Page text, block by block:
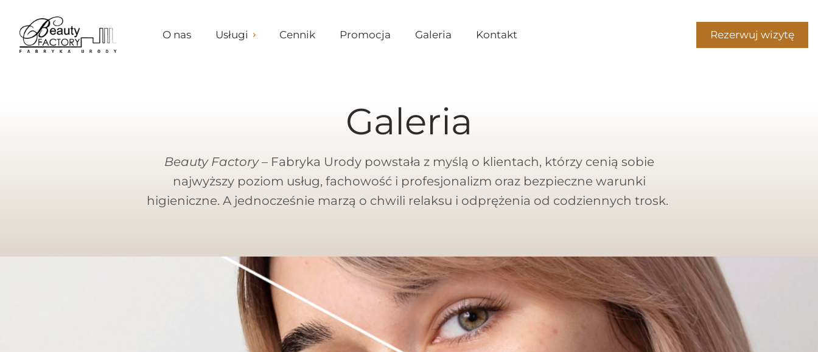
O nas Usługi Cennik Promocja Galeria Kontakt Rezerwuj wizytę
Galeria
Beauty Factory– Fabryka Urody powstała z myślą o klientach, którzy cenią sobie
najwyższy poziom usług, fachowość i profesjonalizm oraz bezpieczne warunki
higieniczne. A jednocześnie marzą o chwili relaksu i odprężenia od codziennych trosk.